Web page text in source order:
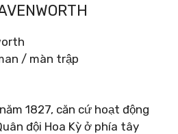
/ màn trập
1827, căn cứ hoạt động
đội Hoa Kỳ ở phía tây